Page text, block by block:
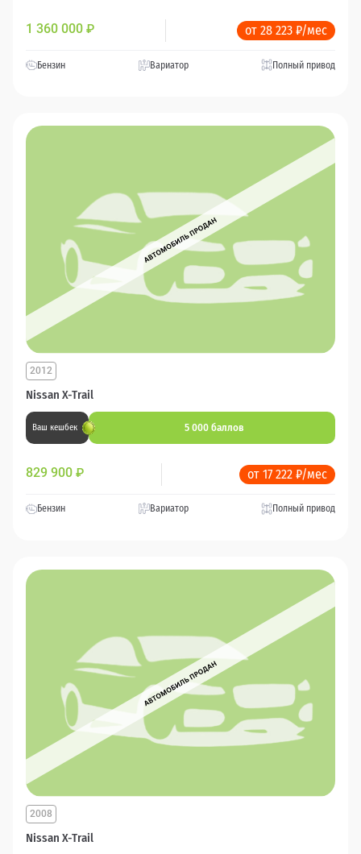
1 360 000 ₽ от 28 223 ₽/мес
Бензин Вариатор Полный привод
Nissan X-Trail
2012
Ваш кешбек 5 000 баллов
829 900 ₽ от 17 222 ₽/мес
Бензин Вариатор Полный привод
Nissan X-Trail
2008